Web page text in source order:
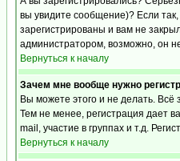
вы увидите сообщение)? Если
зарегистрированы и вам не
администратором, возможно, он
Вернуться к началу
Зачем мне вообще нужно
Вы можете этого и не делать.
Тем не менее, регистрация дает
mail, участие в группах и т.д.
Вернуться к началу